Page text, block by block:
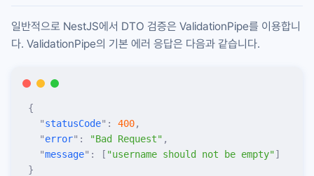
일반적으로 NestJS에서 DTO 검증은 ValidationPipe를 이용합니
다. ValidationPipe의 기본 에러 응답은 다음과 같습니다.
{
  "
statusCode" : 400,
  "
error" : "Bad Request" ,
  "
message" : [ "username should not be empty"]
}